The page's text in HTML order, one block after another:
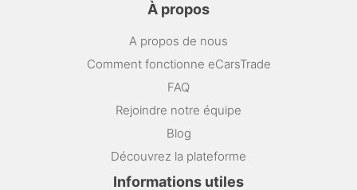
À propos
A propos de nous
Comment fonctionne eCarsTrade
FAQ
Rejoindre notre équipe
Blog
Découvrez la plateforme
Informations utiles